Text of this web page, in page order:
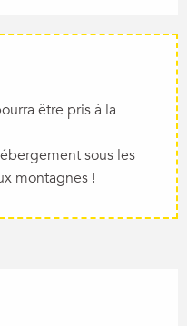
être pris à la
sous les
montagnes !